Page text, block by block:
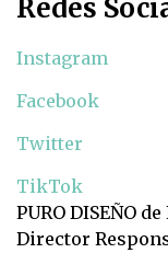
Redes
Instagram
Facebook
Twitter
TikTok
PURO DISEÑO de
Director